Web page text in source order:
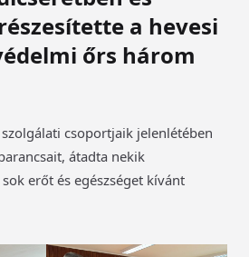
a hevesi
őrs három
csoportjaik jelenlétében
átadta nekik
erőt és egészséget kívánt